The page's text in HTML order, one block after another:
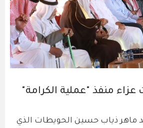
منفذ "عملية الكرامة"
ماهر ذياب حسين الحويطات الذي